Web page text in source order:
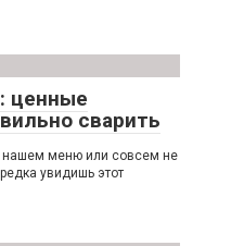
ценные
сварить
нашем меню или совсем не
увидишь этот